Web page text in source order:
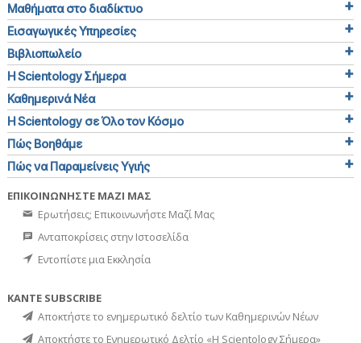
Μαθήματα στο διαδίκτυο
Εισαγωγικές Υπηρεσίες
Βιβλιοπωλείο
Η Scientology Σήμερα
Καθημερινά Νέα
Η Scientology σε Όλο τον Κόσμο
Πώς Βοηθάμε
Πώς να Παραμείνεις Υγιής
ΕΠΙΚΟΙΝΩΝΗΣΤΕ ΜΑΖΙ ΜΑΣ
Ερωτήσεις; Επικοινωνήστε Μαζί Μας
Ανταποκρίσεις στην Ιστοσελίδα
Εντοπίστε μια Εκκλησία
ΚΑΝΤΕ SUBSCRIBE
Αποκτήστε το ενημερωτικό δελτίο των Καθημερινών Νέων
Αποκτήστε το Ενημερωτικό Δελτίο «Η Scientology Σήμερα»